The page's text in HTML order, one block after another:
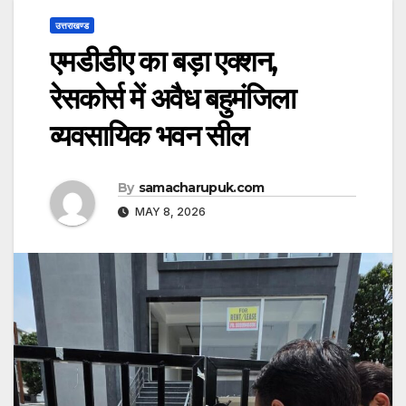
उत्तराखण्ड
एमडीडीए का बड़ा एक्शन,
रेसकोर्स में अवैध बहुमंजिला
व्यवसायिक भवन सील
By samacharupuk.com
MAY 8, 2026